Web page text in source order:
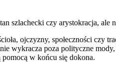
szlachecki czy arystokracja, ale
ojczyzny, społeczności czy
wykracza poza polityczne
w końcu się dokona.